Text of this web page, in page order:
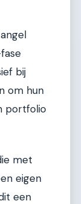
bij
om hun
portfolio
met
eigen
een